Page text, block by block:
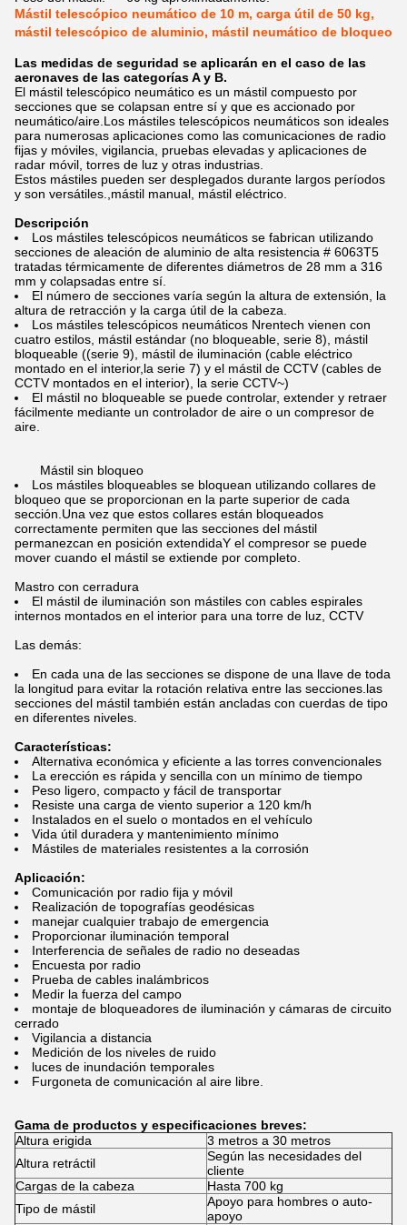
Mástil telescópico neumático de 10 m, carga útil de 50 kg,
mástil telescópico de aluminio, mástil neumático de bloqueo
Las medidas de seguridad se aplicarán en el caso de las
aeronaves de las categorías A y B.
El mástil telescópico neumático es un mástil compuesto por
secciones que se colapsan entre sí y que es accionado por
neumático/aire.Los mástiles telescópicos neumáticos son ideales
para numerosas aplicaciones como las comunicaciones de radio
fijas y móviles, vigilancia, pruebas elevadas y aplicaciones de
radar móvil, torres de luz y otras industrias.
Estos mástiles pueden ser desplegados durante largos períodos
y son versátiles.,mástil manual, mástil eléctrico.
Descripción
Los mástiles telescópicos neumáticos se fabrican utilizando
secciones de aleación de aluminio de alta resistencia # 6063T5
tratadas térmicamente de diferentes diámetros de 28 mm a 316
mm y colapsadas entre sí.
El número de secciones varía según la altura de extensión, la
altura de retracción y la carga útil de la cabeza.
Los mástiles telescópicos neumáticos Nrentech vienen con
cuatro estilos, mástil estándar (no bloqueable, serie 8), mástil
bloqueable ((serie 9), mástil de iluminación (cable eléctrico
montado en el interior,la serie 7) y el mástil de CCTV (cables de
CCTV montados en el interior), la serie CCTV~)
El mástil no bloqueable se puede controlar, extender y retraer
fácilmente mediante un controlador de aire o un compresor de
aire.
Mástil sin bloqueo
Los mástiles bloqueables se bloquean utilizando collares de
bloqueo que se proporcionan en la parte superior de cada
sección.Una vez que estos collares están bloqueados
correctamente permiten que las secciones del mástil
permanezcan en posición extendidaY el compresor se puede
mover cuando el mástil se extiende por completo.
Mastro con cerradura
El mástil de iluminación son mástiles con cables espirales
internos montados en el interior para una torre de luz, CCTV
Las demás:
En cada una de las secciones se dispone de una llave de toda
la longitud para evitar la rotación relativa entre las secciones.las
secciones del mástil también están ancladas con cuerdas de tipo
en diferentes niveles.
Características:
Alternativa económica y eficiente a las torres convencionales
La erección es rápida y sencilla con un mínimo de tiempo
Peso ligero, compacto y fácil de transportar
Resiste una carga de viento superior a 120 km/h
Instalados en el suelo o montados en el vehículo
Vida útil duradera y mantenimiento mínimo
Mástiles de materiales resistentes a la corrosión
Aplicación:
Comunicación por radio fija y móvil
Realización de topografías geodésicas
manejar cualquier trabajo de emergencia
Proporcionar iluminación temporal
Interferencia de señales de radio no deseadas
Encuesta por radio
Prueba de cables inalámbricos
Medir la fuerza del campo
montaje de bloqueadores de iluminación y cámaras de circuito
cerrado
Vigilancia a distancia
Medición de los niveles de ruido
luces de inundación temporales
Furgoneta de comunicación al aire libre.
Gama de productos y especificaciones breves:
Altura erigida
3 metros a 30 metros
Altura retráctil
Según las necesidades del
cliente
Cargas de la cabeza
Hasta 700 kg
Tipo de mástil
Apoyo para hombres o auto-
apoyo